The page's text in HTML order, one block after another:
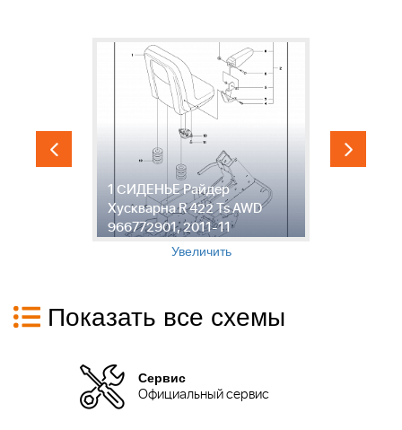
1 СИДЕНЬЕ Райдер
Хускварна R 422 Ts AWD
966772901, 2011-11
Увеличить
Показать все схемы
Сервис
Официальный сервис